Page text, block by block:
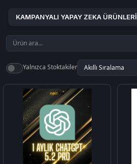
KAMPANYALI YAPAY ZEKA ÜRÜNLERİ
Yalnızca Stoktakiler